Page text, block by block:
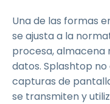
Una de las formas
se ajusta a la
procesa, almacena
datos. Splashtop
capturas de
se transmiten y